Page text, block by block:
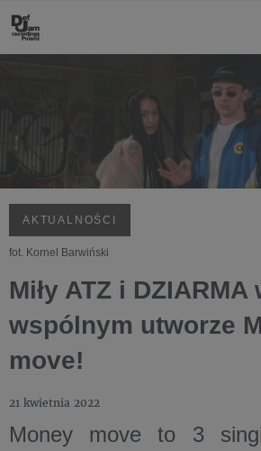
AKTUALNOŚCI
fot. Kornel Barwiński
Miły ATZ i DZIARMA
wspólnym utworze
move!
21 kwietnia 2022
Money move to 3